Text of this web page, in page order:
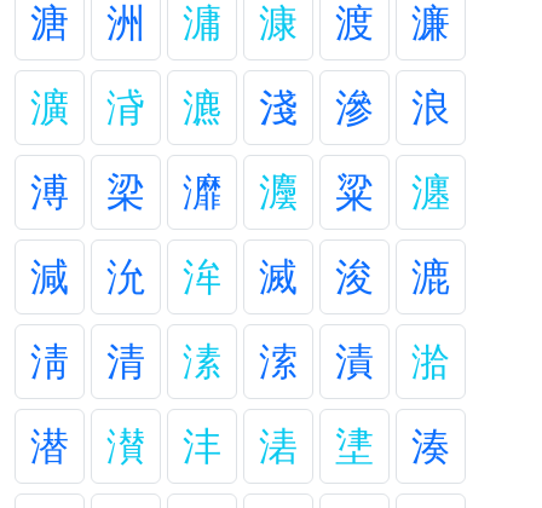
溏
洲 滽 漮 渡
濂
瀇
浳 瀌 淺 滲
浪
溥
梁 灖 灋 粱
瀍
減
沇 洠 滅 浚
漉
淸
清 溸 溹 漬
湁
潜
濽 沣 湱 堻
湊